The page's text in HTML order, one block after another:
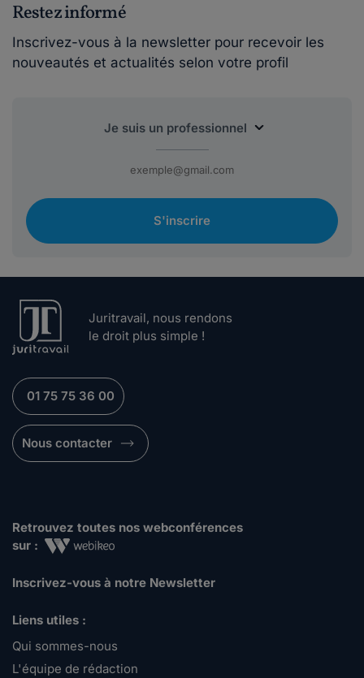
Restez informé
Inscrivez-vous à la newsletter pour recevoir les
nouveautés et actualités selon votre profil
S'inscrire
Juritravail, nous rendons
le droit plus simple !
01 75 75 36 00
Nous contacter
Retrouvez toutes nos webconférences
sur :
Inscrivez-vous à notre Newsletter
Liens utiles :
Qui sommes-nous
L'équipe de rédaction